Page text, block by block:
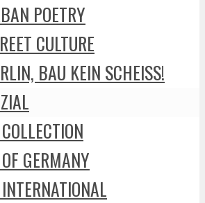
POETRY
CULTURE
BAU KEIN SCHEISS!
GERMANY